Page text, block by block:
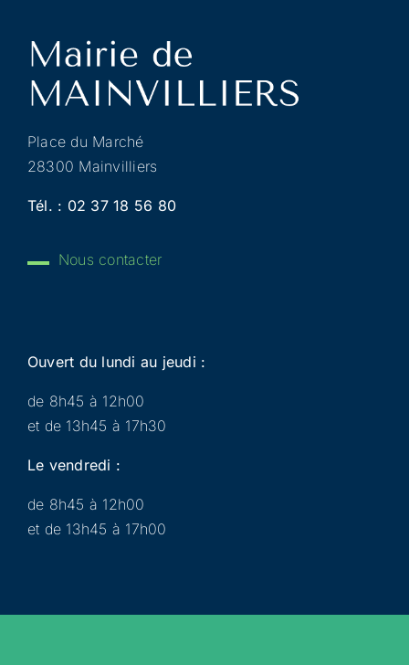
Place du Marché
28300 Mainvilliers
Tél. : 02 37 18 56 80
Nous contacter
Ouvert du lundi au jeudi :
de 8h45 à 12h00
et de 13h45 à 17h30
Le vendredi :
de 8h45 à 12h00
et de 13h45 à 17h00